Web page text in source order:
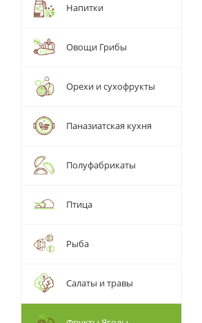
Напитки
Овощи Грибы
Орехи и сухофрукты
Паназиатская кухня
Полуфабрикаты
Птица
Рыба
Салаты и травы